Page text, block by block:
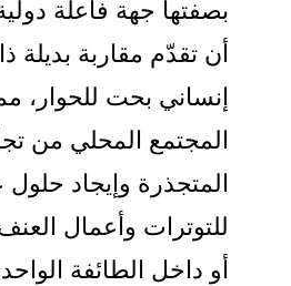
بصفتها جهة فاعلة
أن تقدّم مقاربة بديلة
إنساني بحت للحوار،
المجتمع المحلي من
المتجذرة وإيجاد
للتوترات وأعمال
أو داخل الطائفة